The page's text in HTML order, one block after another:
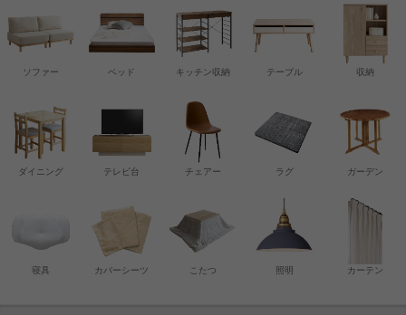
ソファー ベッド 収納
キッチン収納
寝具 カバーシーツ
チェアー
テーブル
こたつ
テレビ台
ダイニング ラグ
カーテン
照明
ガーデン